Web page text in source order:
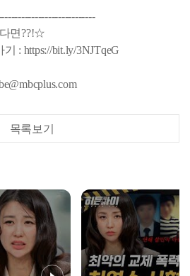
면??!☆
: https://bit.ly/3NJTqeG
목록보기